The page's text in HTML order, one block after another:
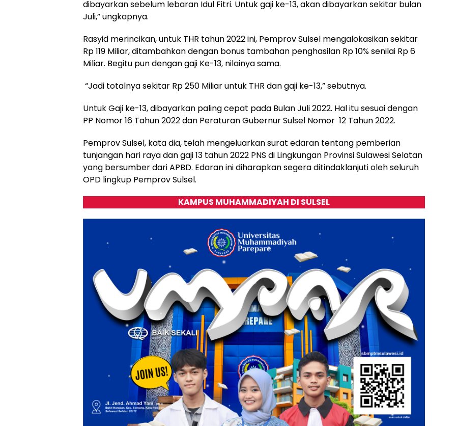
dibayarkan sebelum lebaran Idul Fitri. Untuk gaji ke-13, akan dibayarkan sekitar bulan
Juli,” ungkapnya.
Rasyid merincikan, untuk THR tahun 2022 ini, Pemprov Sulsel mengalokasikan sekitar
Rp 119 Miliar, ditambahkan dengan bonus tambahan penghasilan Rp 10% senilai Rp 6
Miliar. Begitu pun dengan gaji Ke-13, nilainya sama.
“Jadi totalnya sekitar Rp 250 Miliar untuk THR dan gaji ke-13,” sebutnya.
Untuk Gaji ke-13, dibayarkan paling cepat pada Bulan Juli 2022. Hal itu sesuai dengan
PP Nomor 16 Tahun 2022 dan Peraturan Gubernur Sulsel Nomor 12 Tahun 2022.
Pemprov Sulsel, kata dia, telah mengeluarkan surat edaran tentang pemberian
tunjangan hari raya dan gaji 13 tahun 2022 PNS di Lingkungan Provinsi Sulawesi Selatan
yang bersumber dari APBD. Edaran ini diharapkan segera ditindaklanjuti oleh seluruh
OPD lingkup Pemprov Sulsel.
KAMPUS MUHAMMADIYAH DI SULSEL